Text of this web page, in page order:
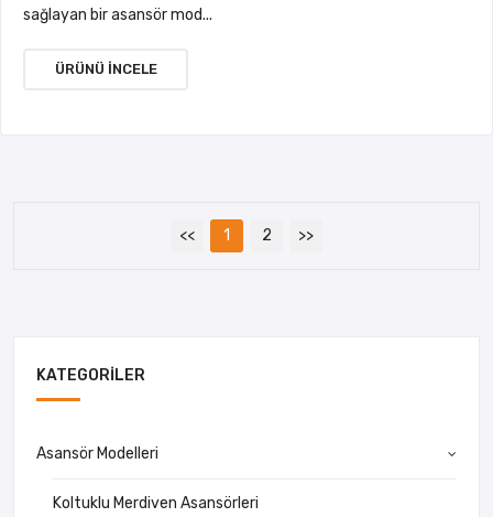
KATEGORILER
Asansör Modelleri
Koltuklu Merdiven Asansörleri
sağlayan bir asansör mod...
ÜRÜNÜ İNCELE
<< 1 2 >>